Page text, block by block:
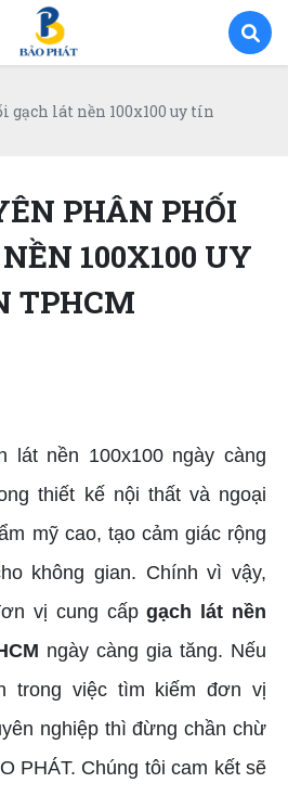
gạch lát nền 100x100 uy tín
PHÂN PHỐI
100X100 UY
TPHCM
nền 100x100 ngày càng
thiết kế nội thất và ngoại
mỹ cao, tạo cảm giác rộng
không gian. Chính vì vậy,
vị cung cấpgạch lát nền
ngày càng gia tăng. Nếu
trong việc tìm kiếm đơn vị
nghiệp thì đừng chần chừ
PHÁT. Chúng tôi cam kết sẽ